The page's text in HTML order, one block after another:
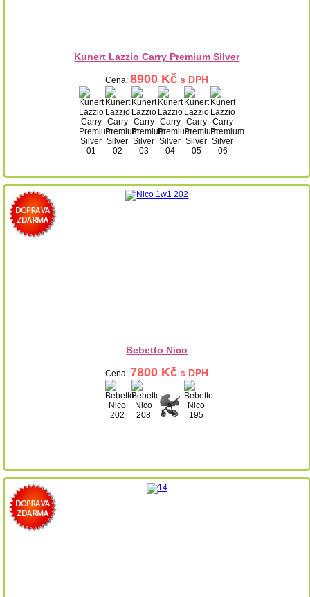
Kunert Lazzio Carry Premium Silver
Cena:8900 Kč s DPH
Bebetto Nico
Cena: 7800 Kč s DPH